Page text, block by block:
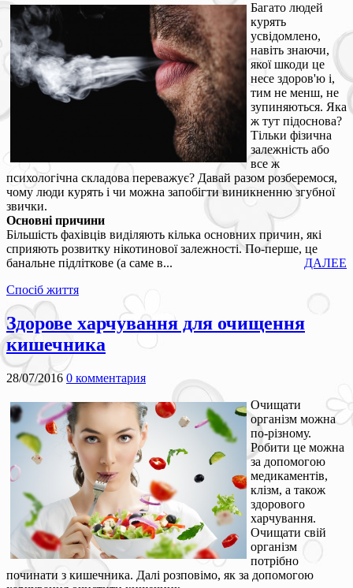
Багато людей
курять
усвідомлено,
навіть знаючи,
якої шкоди це
несе здоров'ю і,
тим не менш, не
зупиняються. Яка
ж тут підоснова?
Тільки фізична
залежність або
все ж
психологічна складова переважує? Давай разом розберемося,
чому люди курять і чи можна запобігти виникненню згубної
звички.
Основні причини
Більшість фахівців виділяють кілька основних причин, які
сприяють розвитку нікотинової залежності. По-перше, це
банальне підліткове (а саме в...
ДАЛЕЕ
Спосіб життя
Здорове харчування для очищення
кишечника
28/07/2016 0 комментария
Очищати
організм можна
по-різному.
Робити це можна
за допомогою
медикаментів,
клізм, а також
здорового
харчування.
Очищати свій
організм
потрібно
починати з кишечника. Далі розповімо, як за допомогою